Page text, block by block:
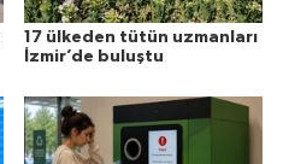
17 ülkeden tütün uzmanları
İzmir’de buluştu